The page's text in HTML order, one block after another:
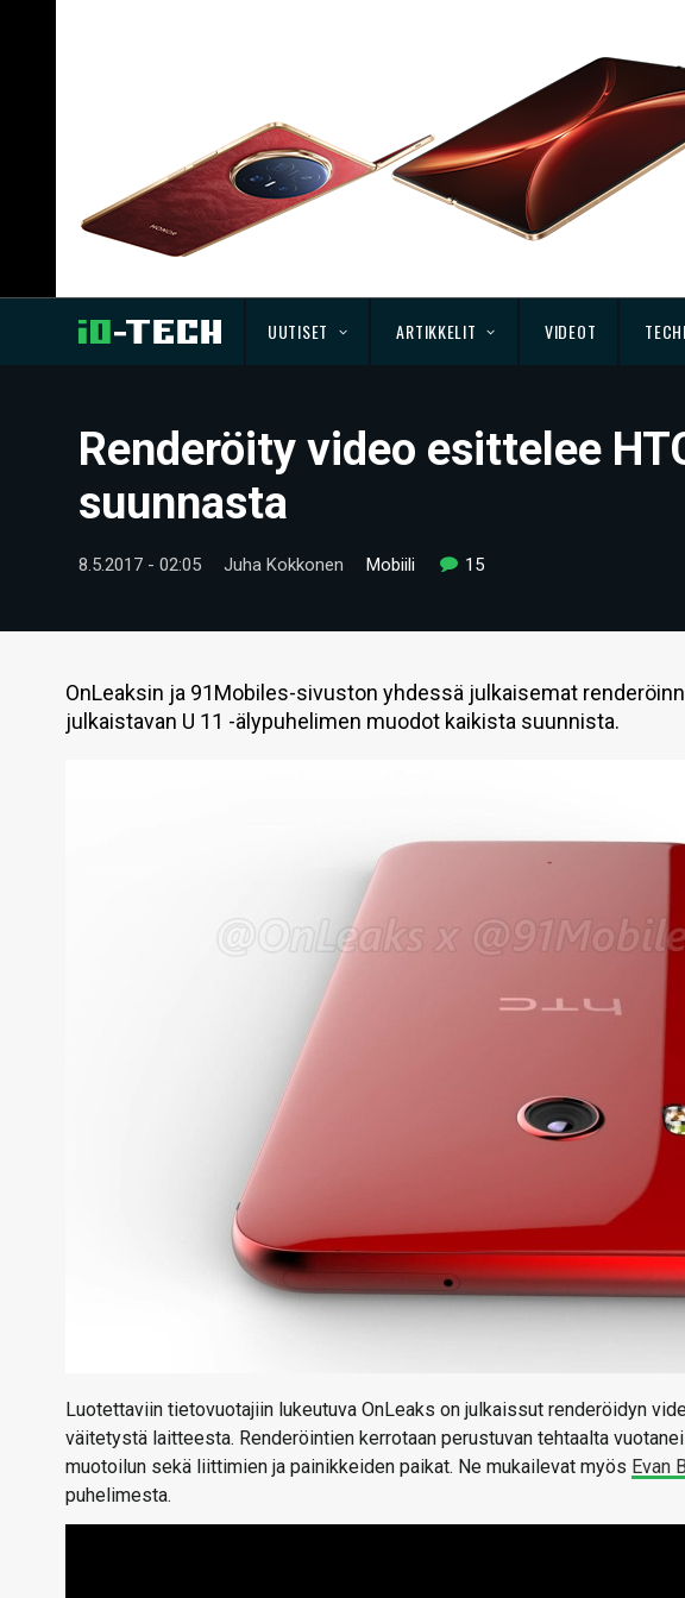
UUTISET ARTIKKELIT VIDEOT
Renderöity video esittelee
suunnasta
8.5.2017 - 02:05 Juha Kokkonen Mobiili 15
OnLeaksin ja 91Mobiles-sivuston yhdessä julkaisemat
julkaistavan U 11 -älypuhelimen muodot kaikista suunnista.
Luotettaviin tietovuotajiin lukeutuva OnLeaks on julkaissut renderöidyn
väitetystä laitteesta. Renderöintien kerrotaan perustuvan tehtaalta
muotoilun sekä liittimien ja painikkeiden paikat. Ne mukailevat myös Evan
puhelimesta.